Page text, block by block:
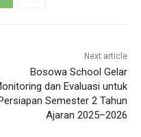
Next article
Bosowa School Gelar
dan Evaluasi untuk
Semester 2 Tahun
Ajaran 2025–2026